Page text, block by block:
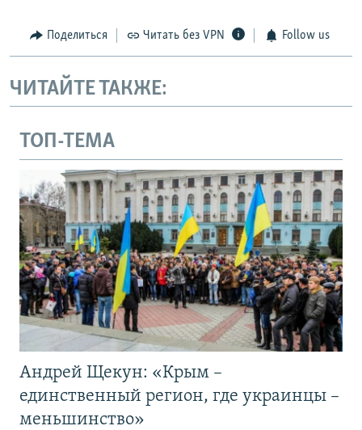
Поделиться Читать без VPN Follow us
ЧИТАЙТЕ ТАКЖЕ:
ТОП-ТЕМА
Андрей Щекун: «Крым –
единственный регион, где украинцы –
меньшинство»